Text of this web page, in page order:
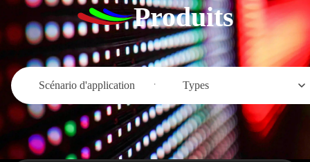
Produits
Scénario d'application Types